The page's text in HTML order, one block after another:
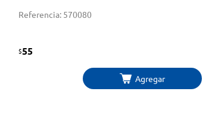
Referencia: 570080
$55
Agregar